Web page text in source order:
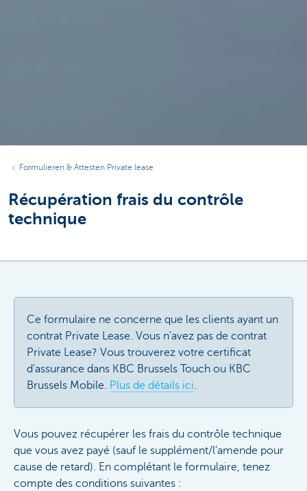
Formulieren & Attesten Private lease
Récupération frais du contrôle
technique
Ce formulaire ne concerne que les clients ayant un
contrat Private Lease. Vous n'avez pas de contrat
Private Lease? Vous trouverez votre certificat
d'assurance dans KBC Brussels Touch ou KBC
Brussels Mobile. Plus de détails ici.
Vous pouvez récupérer les frais du contrôle technique
que vous avez payé (sauf le supplément/l'amende pour
cause de retard). En complétant le formulaire, tenez
compte des conditions suivantes :